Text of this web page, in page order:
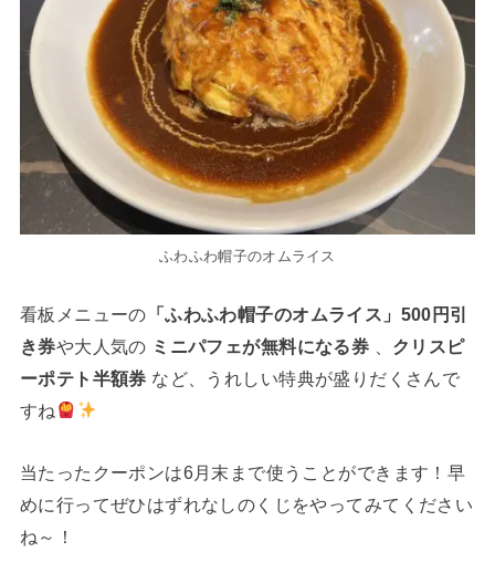
ふわふわ帽子のオムライス
看板メニューの 「ふわふわ帽子のオムライス」500円引
き券や大人気の ミニパフェが無料になる券
クリスピ
ーポテト半額券 など、うれしい特典が盛りだくさんで
すね
当たったクーポンは6月末まで使うことができます！早
めに行ってぜひはずれなしのくじをやってみてください
ね～！